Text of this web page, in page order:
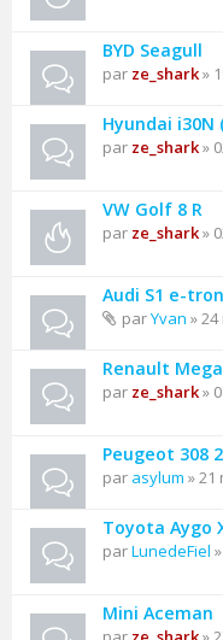
BYD Seagull
par ze_shark»
Hyundai i30N
par ze_shark»
VW Golf 8 R
par ze_shark»
Audi S1 e-
parYvan »
Renault
par ze_shark»
Peugeot 308
par asylum » 21
Toyota Aygo
parLunedeFiel
Mini Aceman